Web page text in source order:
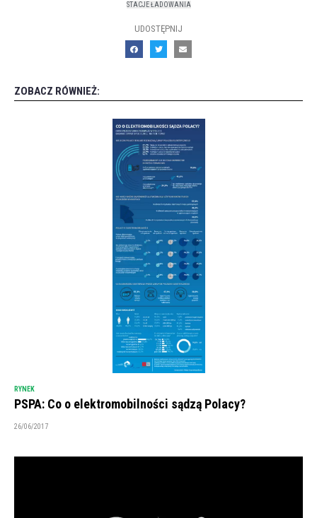
STACJE ŁADOWANIA
UDOSTĘPNIJ
ZOBACZ RÓWNIEŻ:
RYNEK
PSPA: Co o elektromobilności sądzą Polacy?
26/06/2017